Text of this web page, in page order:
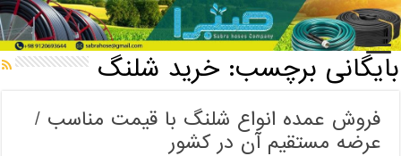
خانه / بایگانی برچسب: خرید شلنگ
بایگانی برچسب:خرید شلنگ
فروش عمده انواع شلنگ با قیمت مناسب /
عرضه مستقیم آن در کشور